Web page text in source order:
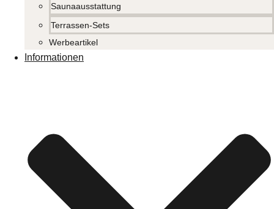
Saunaausstattung
Terrassen-Sets
Werbeartikel
Informationen